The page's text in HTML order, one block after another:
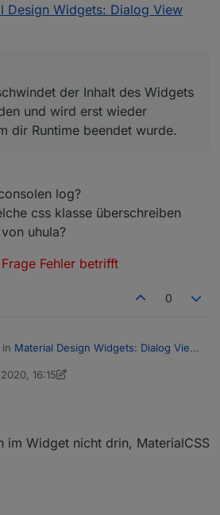
und wie bekomme ich die
Design Widgets: Dialog View
der Inhalt des Widgets
und wird erst wieder
dir Runtime beendet wurde.
log?
css klasse überschreiben
uhula?
Fehler betrifft
0
in Material Design Widgets: Dialog View
inMaterial Design Widgets: Dialog View
16:15
im Widget nicht drin, MaterialCSS